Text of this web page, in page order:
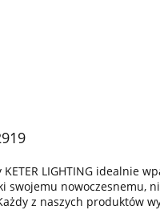
LIGHTING idealnie
swojemu nowoczesnemu,
z naszych produktów